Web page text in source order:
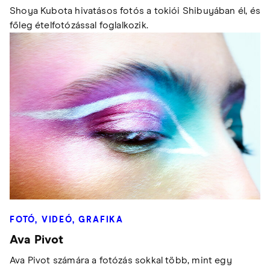
Shoya Kubota hivatásos fotós a tokiói Shibuyában él, és
főleg ételfotózással foglalkozik.
FOTÓ, VIDEÓ, GRAFIKA
Ava Pivot
Ava Pivot számára a fotózás sokkal több, mint egy